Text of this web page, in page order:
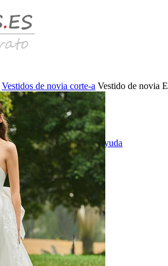
|Obtener la contraseña |Ayuda
liquidación y venta
vendimia
Vestidos de novia corte-a Vestido de novia